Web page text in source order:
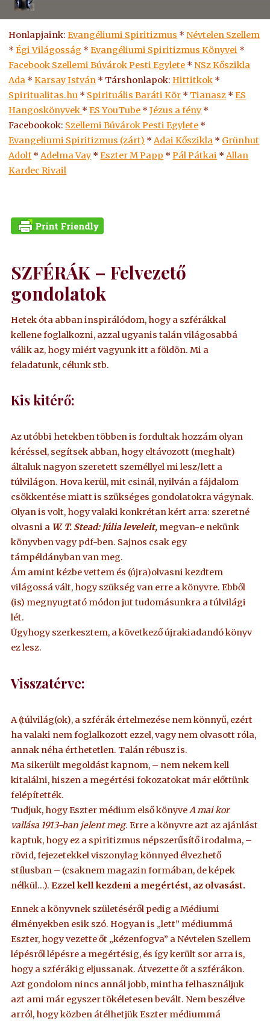
Honlapjaink:Evangéliumi Spiritizmus * Névtelen Szellem
*Égi Világosság *Evangéliumi Spiritizmus Könyvei *
Facebook Szellemi Búvárok Pesti Egylete * NSz Kőszikla
Ada *Karsay István * Társhonlapok:Hittitkok *
Spiritualitas.hu * Spirituális Baráti Kör * Tianasz *ES
Hangoskönyvek *ESYouTube *Jézus a fény *
Facebookok: Szellemi Búvárok Pesti Egylete *
Evangeliumi Spiritizmus (zárt) *Adai Kőszikla * Grünhut
Adolf *Adelma Vay *Eszter M Papp *Pál Pátkai *Allan
Kardec Rivail
SZFÉRÁK – Felvezető
gondolatok
Hetek óta abban inspirálódom, hogy a szférákkal
kellene foglalkozni, azzal ugyanis talán világosabbá
válik az, hogy miért vagyunk itt a földön. Mi a
feladatunk, célunk stb.
Kis kitérő:
Az utóbbi hetekben többen is fordultak hozzám olyan
kéréssel, segítsek abban, hogy eltávozott (meghalt)
általuk nagyon szeretett személlyel mi lesz/lett a
túlvilágon. Hova kerül, mit csinál, nyilván a fájdalom
csökkentése miatt is szükséges gondolatokra vágynak.
Olyan is volt, hogy valaki konkrétan kért arra: szeretné
olvasni a W. T. Stead: Júlia leveleit, megvan-e nekünk
könyvben vagy pdf-ben. Sajnos csak egy
támpéldányban van meg.
Ám amint kézbe vettem és (újra)olvasni kezdtem
világossá vált, hogy szükség van erre a könyvre. Ebből
(is) megnyugtató módon jut tudomásunkra a túlvilági
lét.
Úgyhogy szerkesztem, a következő újrakiadandó könyv
ez lesz.
Visszatérve:
A (túlvilág(ok), a szférák értelmezése nem könnyű, ezért
ha valaki nem foglalkozott ezzel, vagy nem olvasott róla,
annak néha érthetetlen. Talán rébusz is.
Ma sikerült megoldást kapnom, – nem nekem kell
kitalálni, hiszen a megértési fokozatokat már előttünk
felépítették.
Tudjuk, hogy Eszter médium első könyveA mai kor
vallása 1913-ban jelent meg. Erre a könyvre azt az ajánlást
kaptuk, hogy ez a spiritizmus népszerűsítő irodalma, –
rövid, fejezetekkel viszonylag könnyed élvezhető
stílusban – (csaknem magazin formában, de képek
nélkül…).Ezzel kell kezdeni a megértést, az olvasást.
Ennek a könyvnek születéséről pedig a Médiumi
élményekben esik szó. Hogyan is „lett” médiummá
Eszter, hogy vezette őt „kézenfogva” a Névtelen Szellem
lépésről lépésre a megértésig, és így került sor arra is,
hogy a szférákig eljussanak. Átvezette őt a szférákon.
Azt gondolom nincs annál jobb, mintha felhasználjuk
azt ami már egyszer tökéletesen bevált. Nem beszélve
arról, hogy közben átélhetjük Eszter médiummá